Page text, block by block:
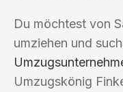
Du möchtest von
umziehen und
Umzugskönig